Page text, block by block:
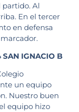
partido. Al
En el tercer
en defensa
SAN IGNACIO B
un equipo
Nuestro buen
equipo hizo